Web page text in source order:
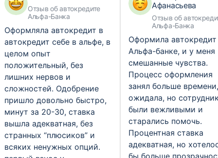
Отзыв об автокредите
Альфа-Банка
Оформляла автокредит в
автокредит себе в альфе, в
целом опыт
положительный, без
лишних нервов и
сложностей. Одобрение
пришло довольно быстро,
минут за 20-30, ставка
вышла адекватная, без
странных “плюсиков” и
всяких ненужных опций.
Афанасьева
Отзыв об
Альфа-Банка
Оформила автокредит
Альфа-банке, и у меня
смешанные чувства.
Процесс оформления
занял больше
ожидала, но
были вежливыми и
старались помочь.
Процентная ставка
адекватная, но
бы больше